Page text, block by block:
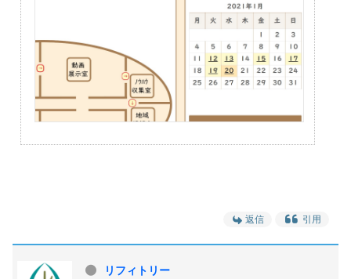
返信 引用
リフィトリー